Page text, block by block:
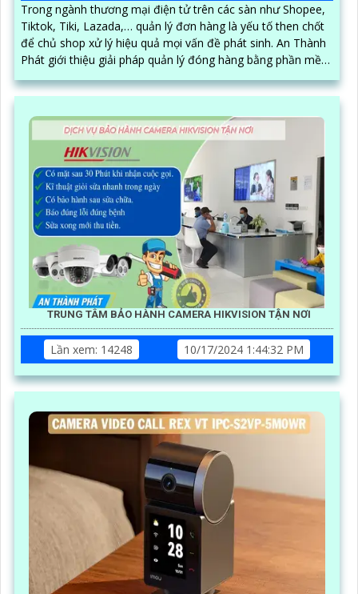
Trong ngành thương mại điện tử trên các sàn như Shopee,
Tiktok, Tiki, Lazada,… quản lý đơn hàng là yếu tố then chốt
để chủ shop xử lý hiệu quả mọi vấn đề phát sinh. An Thành
Phát giới thiệu giải pháp quản lý đóng hàng bằng phần mềm
trên máy tính kết hợp camera soi mã vận đơn, nâng cao độ
chính xác và hiệu quả trong quy trình quản lý
TRUNG TÂM BẢO HÀNH CAMERA HIKVISION TẬN NƠI
Lần xem: 14248 10/17/2024 1:44:32 PM